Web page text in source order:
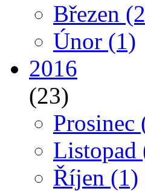
Březen
Únor (1)
2016
(23)
Prosinec
Listopad
Říjen (1)